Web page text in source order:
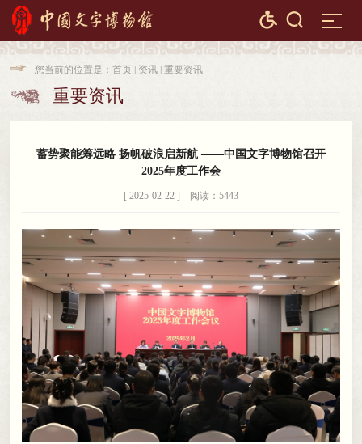
 
 重要资讯
 您当前的位置是： 首页 资讯 重要资讯
蓄势聚能筹远略 扬帆破浪启新航 ——中国文字博物馆召开
2025年度工作会
[ 2025-02-22 ] 阅读：5443